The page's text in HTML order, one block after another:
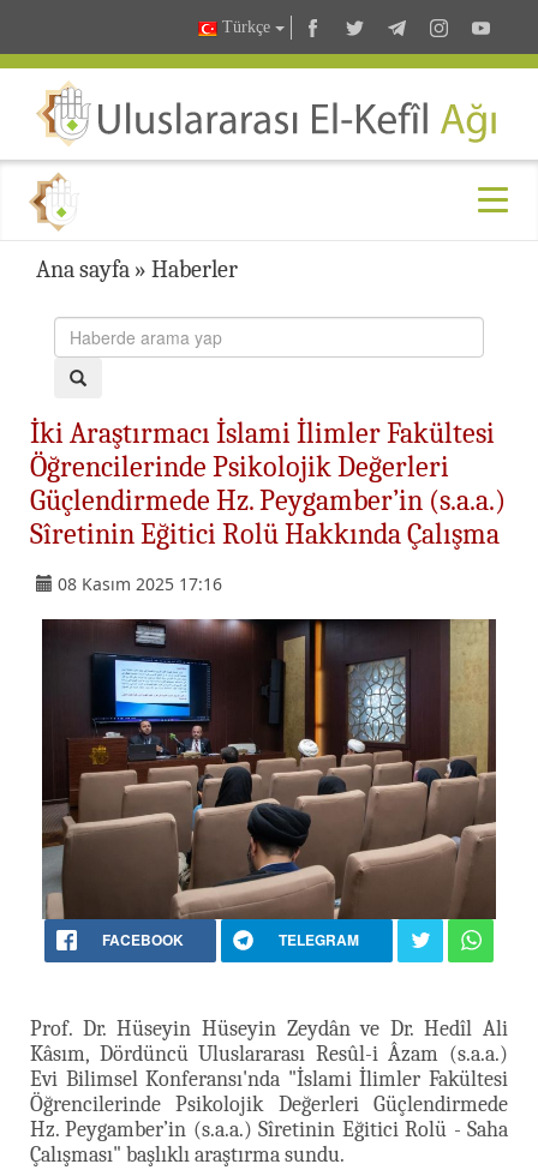
Türkçe
Ana sayfa » Haberler
İki Araştırmacı İslami İlimler Fakültesi
Öğrencilerinde Psikolojik Değerleri
Güçlendirmede Hz. Peygamber’in (s.a.a.)
Sîretinin Eğitici Rolü Hakkında Çalışma
08 Kasım 2025 17:16
FACEBOOK TELEGRAM
Prof. Dr. Hüseyin Hüseyin Zeydân ve Dr. Hedîl Ali
Kâsım, Dördüncü Uluslararası Resûl-i Âzam (s.a.a.)
Evi Bilimsel Konferansı'nda "İslami İlimler Fakültesi
Öğrencilerinde Psikolojik Değerleri Güçlendirmede
Hz. Peygamber’in (s.a.a.) Sîretinin Eğitici Rolü - Saha
Çalışması" başlıklı araştırma sundu.